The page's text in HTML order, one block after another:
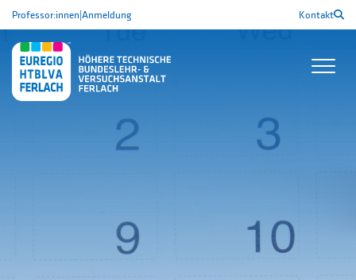
Professor:innen|Anmeldung Kontakt